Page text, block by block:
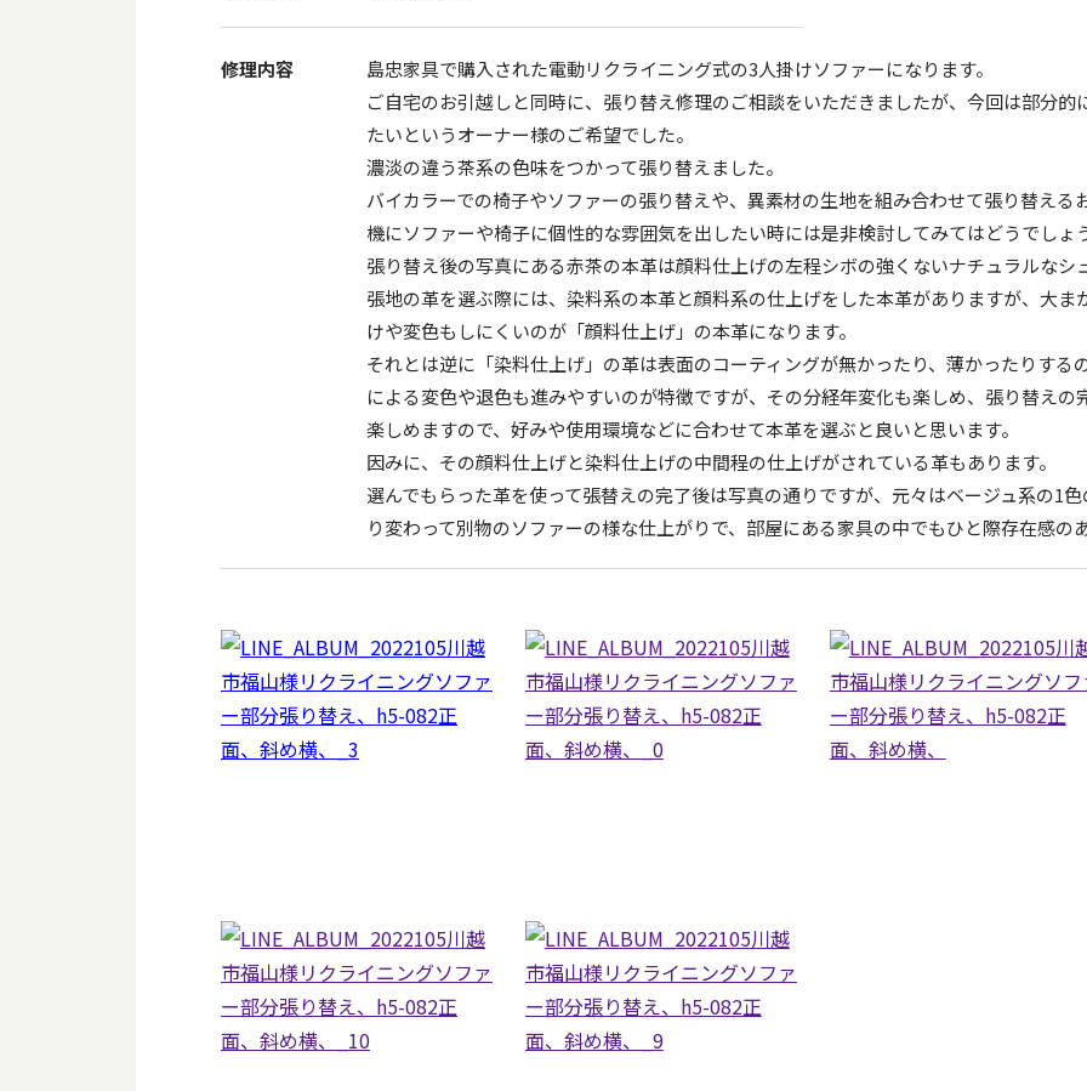
修理内容
島忠家具で購入された電動リクライニング式の3人掛けソファーになります。
ご自宅のお引越しと同時に、張り替え修理のご相談をいただきましたが、今回は部分
たいというオーナー様のご希望でした。
濃淡の違う茶系の色味をつかって張り替えました。
バイカラーでの椅子やソファーの張り替えや、異素材の生地を組み合わせて張り替える
機にソファーや椅子に個性的な雰囲気を出したい時には是非検討してみてはどうでし
張り替え後の写真にある赤茶の本革は顔料仕上げの左程シボの強くないナチュラルなシ
張地の革を選ぶ際には、染料系の本革と顔料系の仕上げをした本革がありますが、大
けや変色もしにくいのが「顔料仕上げ」の本革になります。
それとは逆に「染料仕上げ」の革は表面のコーティングが無かったり、薄かったりする
による変色や退色も進みやすいのが特徴ですが、その分経年変化も楽しめ、張り替え
楽しめますので、好みや使用環境などに合わせて本革を選ぶと良いと思います。
因みに、その顔料仕上げと染料仕上げの中間程の仕上げがされている革もあります。
選んでもらった革を使って張替えの完了後は写真の通りですが、元々はベージュ系の1
り変わって別物のソファーの様な仕上がりで、部屋にある家具の中でもひと際存在感の